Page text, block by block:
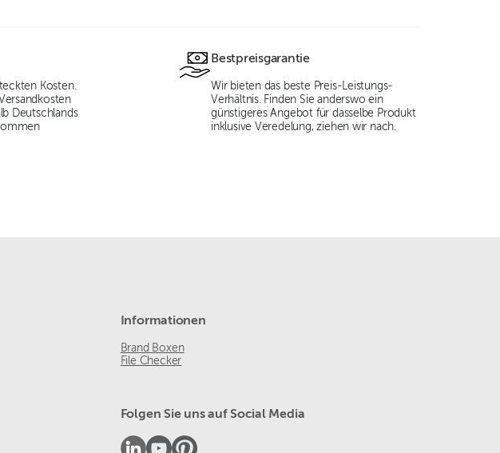
Kosten.
Deutschlands
Bestpreisgarantie
Wir bieten das beste Preis-Leistungs-
Verhältnis. Finden Sie anderswo ein
günstigeres Angebot für dasselbe Produkt
inklusive Veredelung, ziehen wir nach.
Informationen
Brand Boxen
File Checker
Folgen Sie uns auf Social Media